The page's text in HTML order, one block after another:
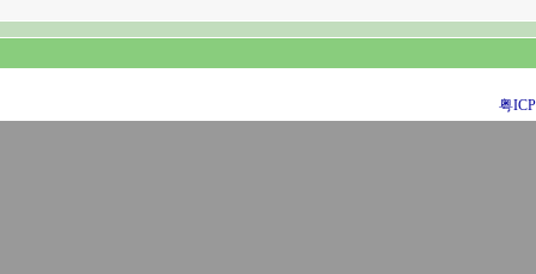
粤